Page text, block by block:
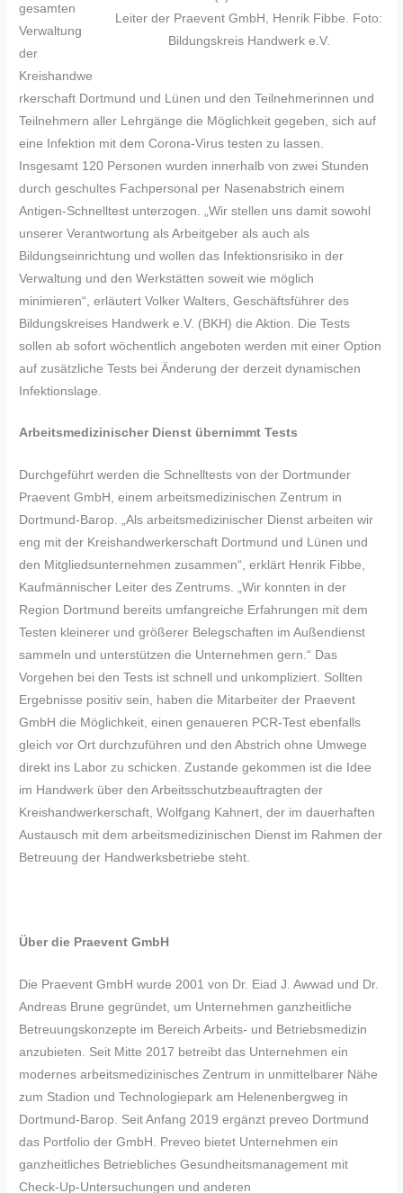
Leiter der Praevent GmbH, Henrik Fibbe. Foto:
Bildungskreis Handwerk e.V.
gesamten
Verwaltung
der
Kreishandwe
rkerschaft Dortmund und Lünen und den Teilnehmerinnen und
Teilnehmern aller Lehrgänge die Möglichkeit gegeben, sich auf
eine Infektion mit dem Corona-Virus testen zu lassen.
Insgesamt 120 Personen wurden innerhalb von zwei Stunden
durch geschultes Fachpersonal per Nasenabstrich einem
Antigen-Schnelltest unterzogen. „Wir stellen uns damit sowohl
unserer Verantwortung als Arbeitgeber als auch als
Bildungseinrichtung und wollen das Infektionsrisiko in der
Verwaltung und den Werkstätten soweit wie möglich
minimieren“, erläutert Volker Walters, Geschäftsführer des
Bildungskreises Handwerk e.V. (BKH) die Aktion. Die Tests
sollen ab sofort wöchentlich angeboten werden mit einer Option
auf zusätzliche Tests bei Änderung der derzeit dynamischen
Infektionslage.
Arbeitsmedizinischer Dienst übernimmt Tests
Durchgeführt werden die Schnelltests von der Dortmunder
Praevent GmbH, einem arbeitsmedizinischen Zentrum in
Dortmund-Barop. „Als arbeitsmedizinischer Dienst arbeiten wir
eng mit der Kreishandwerkerschaft Dortmund und Lünen und
den Mitgliedsunternehmen zusammen“, erklärt Henrik Fibbe,
Kaufmännischer Leiter des Zentrums. „Wir konnten in der
Region Dortmund bereits umfangreiche Erfahrungen mit dem
Testen kleinerer und größerer Belegschaften im Außendienst
sammeln und unterstützen die Unternehmen gern.“ Das
Vorgehen bei den Tests ist schnell und unkompliziert. Sollten
Ergebnisse positiv sein, haben die Mitarbeiter der Praevent
GmbH die Möglichkeit, einen genaueren PCR-Test ebenfalls
gleich vor Ort durchzuführen und den Abstrich ohne Umwege
direkt ins Labor zu schicken. Zustande gekommen ist die Idee
im Handwerk über den Arbeitsschutzbeauftragten der
Kreishandwerkerschaft, Wolfgang Kahnert, der im dauerhaften
Austausch mit dem arbeitsmedizinischen Dienst im Rahmen der
Betreuung der Handwerksbetriebe steht.
Über die Praevent GmbH
Die Praevent GmbH wurde 2001 von Dr. Eiad J. Awwad und Dr.
Andreas Brune gegründet, um Unternehmen ganzheitliche
Betreuungskonzepte im Bereich Arbeits- und Betriebsmedizin
anzubieten. Seit Mitte 2017 betreibt das Unternehmen ein
modernes arbeitsmedizinisches Zentrum in unmittelbarer Nähe
zum Stadion und Technologiepark am Helenenbergweg in
Dortmund-Barop. Seit Anfang 2019 ergänzt preveo Dortmund
das Portfolio der GmbH. Preveo bietet Unternehmen ein
ganzheitliches Betriebliches Gesundheitsmanagement mit
Check-Up-Untersuchungen und anderen